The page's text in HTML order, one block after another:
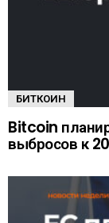
БИТКОИН
Bitcoin
выбросов к